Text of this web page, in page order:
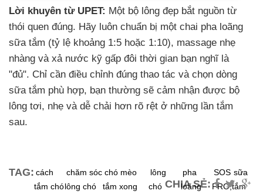
Lời khuyên từ UPET: Một bộ lông đẹp bắt nguồn từ
thói quen đúng. Hãy luôn chuẩn bị một chai pha loãng
sữa tắm (tỷ lệ khoảng 1:5 hoặc 1:10), massage nhẹ
nhàng và xả nước kỹ gấp đôi thời gian bạn nghĩ là
"đủ". Chỉ cần điều chỉnh đúng thao tác và chọn dòng
sữa tắm phù hợp, bạn thường sẽ cảm nhận được bộ
lông tơi, nhẹ và dễ chải hơn rõ rệt ở những lần tắm
sau.
TAG: cách
tắm chó
chăm sóc
lông chó
chó mèo
tắm xong
lông
chó
pha
loãng
SOS
PRO,
sữa
tắm
CHIA SẺ: